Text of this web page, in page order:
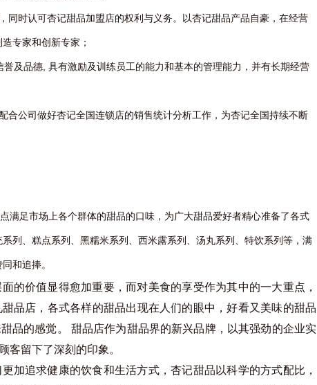
同时认可杏记甜品加盟店的权利与义务。以杏记甜品产品自豪，在经营
专家和创新专家；
及品德, 具有激励及训练员工的能力和基本的管理能力，并有长期经营
合公司做好杏记全国连锁店的销售统计分析工作，为杏记全国持续不断
满足市场上各个群体的甜品的口味，为广大甜品爱好者精心准备了各式
列、糕点系列、黑糯米系列、西米露系列、汤丸系列、特饮系列等，满
和追捧。
的价值显得愈加重要，而对美食的享受作为其中的一大重点，
品店，各式各样的甜品出现在人们的眼中，好看又美味的甜品
品的感觉。 甜品店作为甜品界的新兴品牌，以其强劲的企业实
客留下了深刻的印象。
加追求健康的饮食和生活方式，杏记甜品以科学的方式配比，